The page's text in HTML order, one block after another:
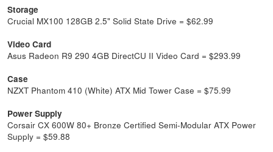
Storage
Crucial MX100 128GB 2.5" Solid State Drive = $62.99
Video Card
Asus Radeon R9 290 4GB DirectCU II Video Card = $293.99
Case
NZXT Phantom 410 (White) ATX Mid Tower Case = $75.99
Power Supply
Corsair CX 600W 80+ Bronze Certified Semi-Modular ATX Power
Supply = $59.88